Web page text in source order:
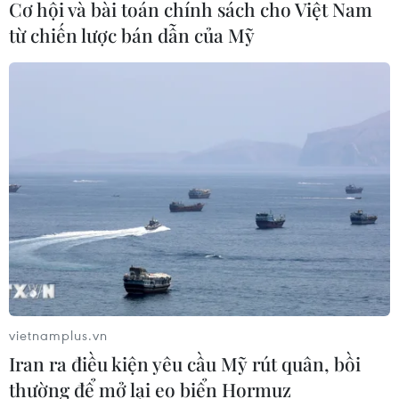
09/08/2026 09:37
Cháy rừng nghiêm trọng tại Canada,
cảnh báo lũ quét ở Đông Nam nước
Mỹ
09/08/2026 06:28
Lâm Đồng: Mưa lớn gây sạt lở đèo
Con Ó, cây đổ trên đèo Bảo Lộc
09/08/2026 06:20
Cơ hội và bài toán chính sách cho Việt Nam
từ chiến lược bán dẫn của Mỹ
vietnamplus.vn
Iran ra điều kiện yêu cầu Mỹ rút quân, bồi
thường để mở lại eo biển Hormuz